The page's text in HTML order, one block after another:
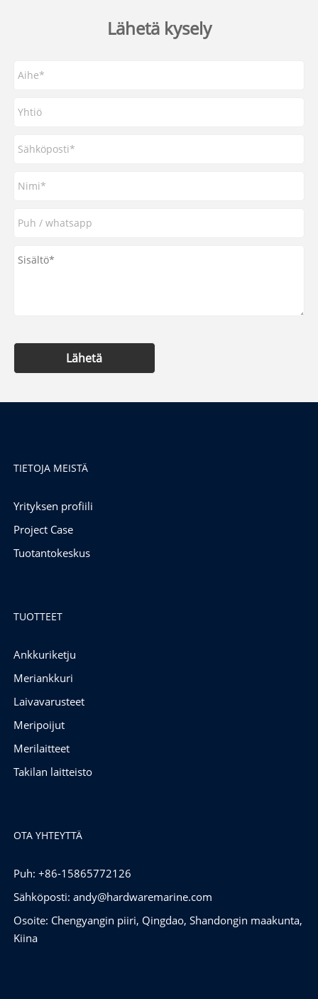
Lähetä kysely
Lähetä
TIETOJA MEISTÄ
Yrityksen profiili
Project Case
Tuotantokeskus
TUOTTEET
Ankkuriketju
Meriankkuri
Laivavarusteet
Meripoijut
Merilaitteet
Takilan laitteisto
OTA YHTEYTTÄ
Puh: +86-15865772126
Sähköposti: andy@hardwaremarine.com
Osoite: Chengyangin piiri, Qingdao, Shandongin maakunta,
Kiina